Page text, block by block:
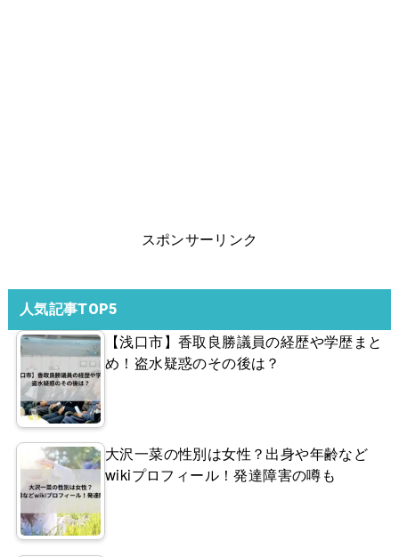
スポンサーリンク
人気記事TOP5
【浅口市】香取良勝議員の経歴や学歴まと
め！盗水疑惑のその後は？
大沢一菜の性別は女性？出身や年齢など
wikiプロフィール！発達障害の噂も